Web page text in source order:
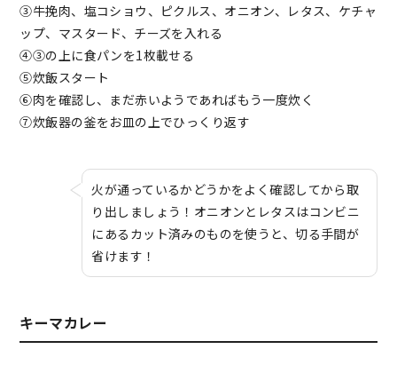
③牛挽肉、塩コショウ、ピクルス、オニオン、レタス、ケチャ
ップ、マスタード、チーズを入れる
④③の上に食パンを1枚載せる
⑤炊飯スタート
⑥肉を確認し、まだ赤いようであればもう一度炊く
⑦炊飯器の釜をお皿の上でひっくり返す
火が通っているかどうかをよく確認してから取
り出しましょう！オニオンとレタスはコンビニ
にあるカット済みのものを使うと、切る手間が
省けます！
キーマカレー